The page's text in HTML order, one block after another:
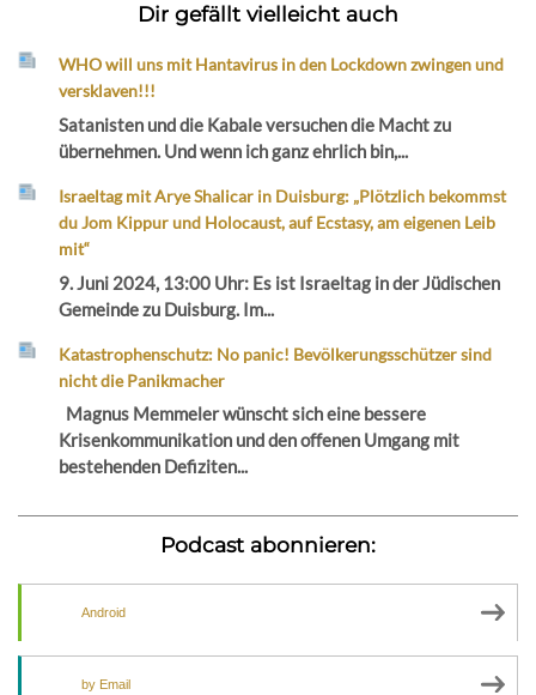
Dir gefällt vielleicht auch
WHO will uns mit Hantavirus in den Lockdown zwingen und
versklaven!!!
Satanisten und die Kabale versuchen die Macht zu
übernehmen. Und wenn ich ganz ehrlich bin,...
Israeltag mit Arye Shalicar in Duisburg: „Plötzlich bekommst
du Jom Kippur und Holocaust, auf Ecstasy, am eigenen Leib
mit“
9. Juni 2024, 13:00 Uhr: Es ist Israeltag in der Jüdischen
Gemeinde zu Duisburg. Im...
Katastrophenschutz: No panic! Bevölkerungsschützer sind
nicht die Panikmacher
Magnus Memmeler wünscht sich eine bessere
Krisenkommunikation und den offenen Umgang mit
bestehenden Defiziten...
Podcast abonnieren:
Android
by Email